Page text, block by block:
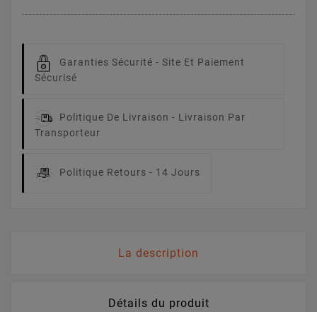
Garanties Sécurité - Site Et Paiement
Sécurisé
Politique De Livraison - Livraison Par
Transporteur
Politique Retours - 14 Jours
La description
Détails du produit